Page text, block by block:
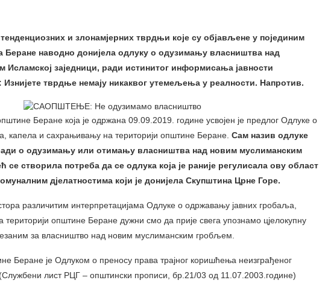
и злонамјерних тврдњи које су објављене у појединим
Беране наводно донијела одлуку о одузимању власништва над
Исламској заједници, ради истинитог информисања јавности
тврдње немају никаквог утемељења у реалности. Напротив.
Беране која је одржана 09.09.2019. године усвојен је предлог Одлуке о
капела и сахрањивању на територији општине Беране. Сам назив одлуке
о одузимању или отимању власништва над новим муслиманским
створила потреба да се одлука која је раније регулисала ову област
дјелатностима који је донијела Скупштина Црне Горе.
различитим интерпретацијама Одлуке о одржавању јавних гробаља,
општине Беране дужни смо да прије свега упознамо цјелокупну
за власништво над новим муслиманским гробљем.
Беране је Одлуком о преносу права трајног коришћења неизграђеног
лист РЦГ – општински прописи, бр.21/03 од 11.07.2003.године)